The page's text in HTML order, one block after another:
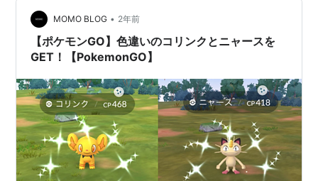
MOMO BLOG • 2年前
【ポケモンGO】色違いのコリンクとニャースを
GET！【PokemonGO】